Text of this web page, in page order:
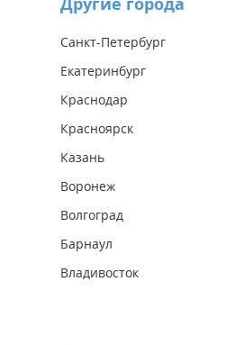
Санкт-Петербург
Екатеринбург
Краснодар
Красноярск
Казань
Воронеж
Волгоград
Барнаул
Владивосток